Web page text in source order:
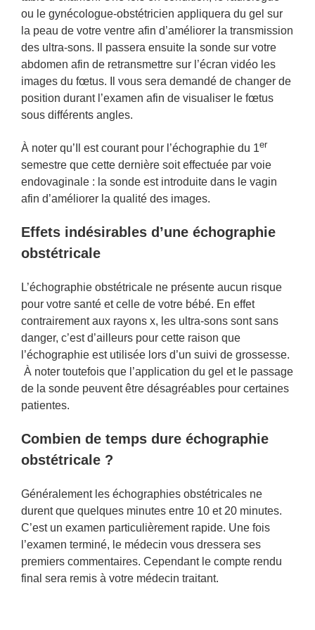
ou le gynécologue-obstétricien appliquera du gel sur
la peau de votre ventre afin d’améliorer la transmission
des ultra-sons. Il passera ensuite la sonde sur votre
abdomen afin de retransmettre sur l’écran vidéo les
images du fœtus. Il vous sera demandé de changer de
position durant l’examen afin de visualiser le fœtus
sous différents angles.
À noter qu’Il est courant pour l’échographie du 1er
semestre que cette dernière soit effectuée par voie
endovaginale : la sonde est introduite dans le vagin
afin d’améliorer la qualité des images.
Effets indésirables d’une échographie
obstétricale
L’échographie obstétricale ne présente aucun risque
pour votre santé et celle de votre bébé. En effet
contrairement aux rayons x, les ultra-sons sont sans
danger, c’est d’ailleurs pour cette raison que
l’échographie est utilisée lors d’un suivi de grossesse.
À noter toutefois que l’application du gel et le passage
de la sonde peuvent être désagréables pour certaines
patientes.
Combien de temps dure échographie
obstétricale ?
Généralement les échographies obstétricales ne
durent que quelques minutes entre 10 et 20 minutes.
C’est un examen particulièrement rapide. Une fois
l’examen terminé, le médecin vous dressera ses
premiers commentaires. Cependant le compte rendu
final sera remis à votre médecin traitant.